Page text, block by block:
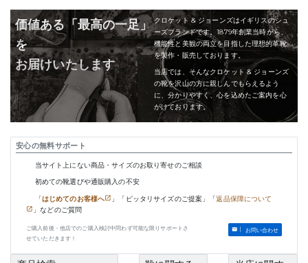
価値ある「最高の一足」
を
お届けいたします
クロケット & ジョーンズはイギリスのシュ
ーズブランドです。1879年創業当時から、
機能性と美観の両立を目指した理想的革靴
を製作・販売しております。
当店では、そんなクロケット & ジョーンズ
の靴を沢山の方に親しんでもらえるよう
に、分かりやすく、心を込めたご案内を心
がけております。
安心の無料サポート
当サイト上にない商品・サイズのお取り寄せのご相談
初めての靴選びや通販購入の不安
「 はじめてのお客様へ 」「ピッタリサイズのご提案」「返品保障について
」などのご質問
ご購入前後・他店でのご購入検討中問わず可能な限りサポートさ
せていただきます！
お問い合わせ